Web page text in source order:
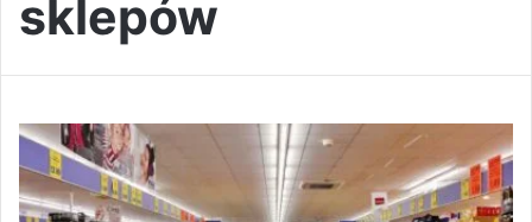
sklepów